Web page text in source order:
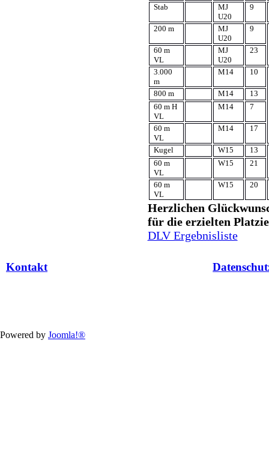
Stab
MJ
U20
9
200 m
MJ
U20
9
60 m
VL
MJ
U20
23
3.000
m
M14 10
800 m M14
13
60 m H
VL
M14 7
60 m
VL
M14 17
Kugel W15
13
60 m
VL
W15 21
60 m
VL
W15 20
Herzlichen
für die erzielten
DLV Ergebnisliste
Kontakt
Powered by Joomla!®